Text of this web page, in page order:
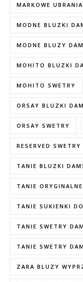
MARKOWE
MODNE BLUZKI
MODNE BLUZY
MOHITO BLUZKI
MOHITO SWETRY
ORSAY BLUZKI
ORSAY SWETRY
RESERVED SWETRY
TANIE BLUZKI
TANIE
TANIE SUKIENKI
TANIE SWETRY
TANIE SWETRY
ZARA BLUZY